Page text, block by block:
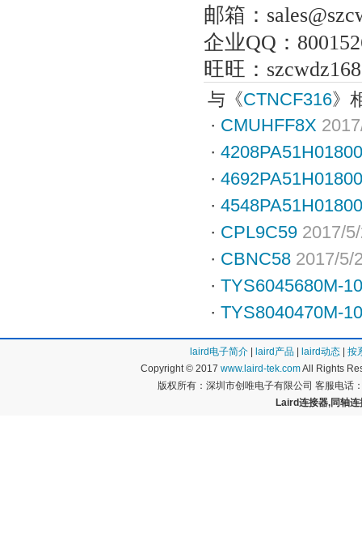
邮箱：
企业QQ ：
旺旺：
与《CTNCF316》
· CMUHFF8X
· 4208PA51H01800
· 4692PA51H01800
· 4548PA51H01800
· CPL9C59 2017/
· CBNC58 2017/5/
· TYS6045680M-10
· TYS8040470M-10
laird电子简介 laird产品 laird动态
按
Copyright © 2017 www.laird-tek.comAll Rights
版权所有：深圳市创唯电子有限公司 客服电话
Laird连接器,同轴